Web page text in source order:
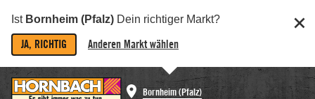
Ist Bornheim (Pfalz) Dein richtiger Markt?
JA, RICHTIG Anderen Markt wählen
Bornheim (Pfalz)